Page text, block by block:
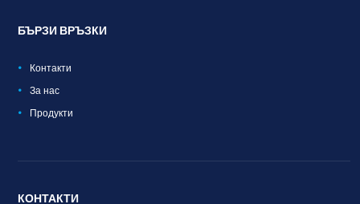
БЪРЗИ ВРЪЗКИ
Контакти
За нас
Продукти
КОНТАКТИ